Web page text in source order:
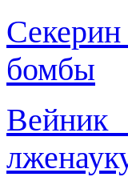
бомбы